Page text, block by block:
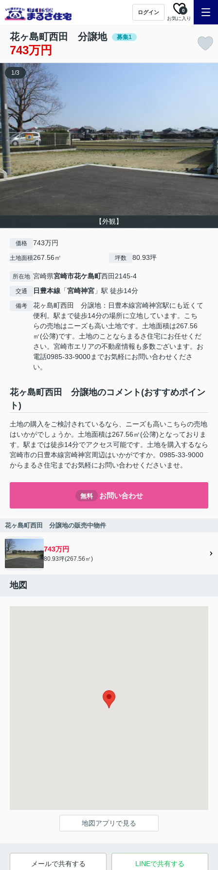
ログイン
お気に入り
0
花ヶ島町西田 分譲地 募集1
743万円
【外観】
1/3
価格 743万円
土地面積267.56㎡ 坪数 80.93坪
所在地 宮崎県宮崎市花ケ島町西田2145-4
交通 日豊本線 「宮崎神宮 」駅 徒歩14分
備考
花ヶ島町西田 分譲地：日豊本線宮崎神宮駅にも近くて
便利。駅まで徒歩14分の場所に立地しています。こち
らの売地はニーズも高い土地です。土地面積は267.56
㎡(公簿)です。土地のことならまるさ住宅にお任せくだ
さい。宮崎市エリアの不動産情報も多数ございます。お
電話0985-33-9000までお気軽にお問い合わせくださ
い。
花ヶ島町西田 分譲地のコメント(おすすめポイン
ト)
土地の購入をご検討されているなら、ニーズも高いこちらの売地
はいかがでしょうか。土地面積は267.56㎡(公簿)となっておりま
す。駅までは徒歩14分でアクセス可能です。土地を購入するなら
宮崎市の日豊本線宮崎神宮周辺はいかがですか。0985-33-9000
からまるさ住宅までお気軽にお問い合わせくださいませ。
無料 お問い合わせ
花ヶ島町西田 分譲地の販売中物件
743万円
80.93坪(267.56㎡)
地図
地図アプリで見る
メールで共有する LINEで共有する